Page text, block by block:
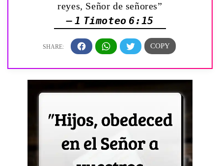
reyes, Señor de señores”
— 1 Timoteo 6:15